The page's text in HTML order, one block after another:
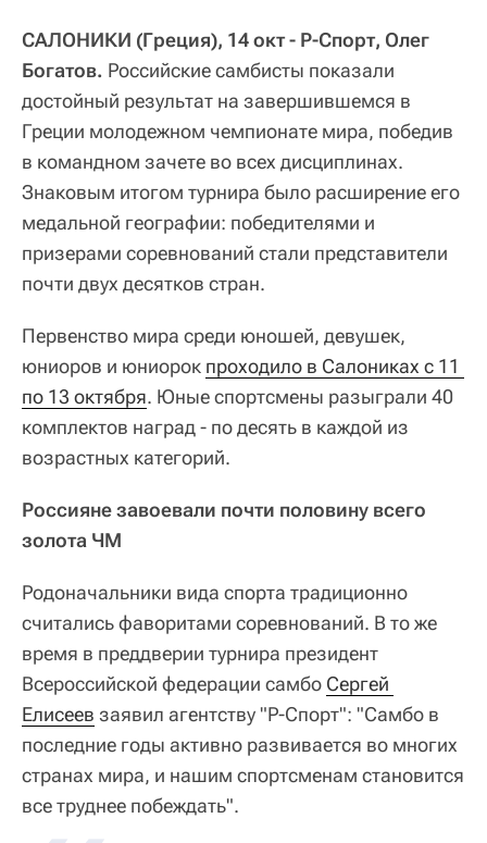
САЛОНИКИ (Греция), 14 окт - Р-Спорт, Олег
Богатов. Российские самбисты показали
достойный результат на завершившемся в
Греции молодежном чемпионате мира, победив
в командном зачете во всех дисциплинах.
Знаковым итогом турнира было расширение его
медальной географии: победителями и
призерами соревнований стали представители
почти двух десятков стран.
Первенство мира среди юношей, девушек,
юниоров и юниорок проходило в Салониках с 11
по 13 октября. Юные спортсмены разыграли 40
комплектов наград - по десять в каждой из
возрастных категорий.
Россияне завоевали почти половину всего
золота ЧМ
Родоначальники вида спорта традиционно
считались фаворитами соревнований. В то же
время в преддверии турнира президент
Всероссийской федерации самбо Сергей
Елисеев заявил агентству "Р-Спорт": "Самбо в
последние годы активно развивается во многих
странах мира, и нашим спортсменам становится
все труднее побеждать".